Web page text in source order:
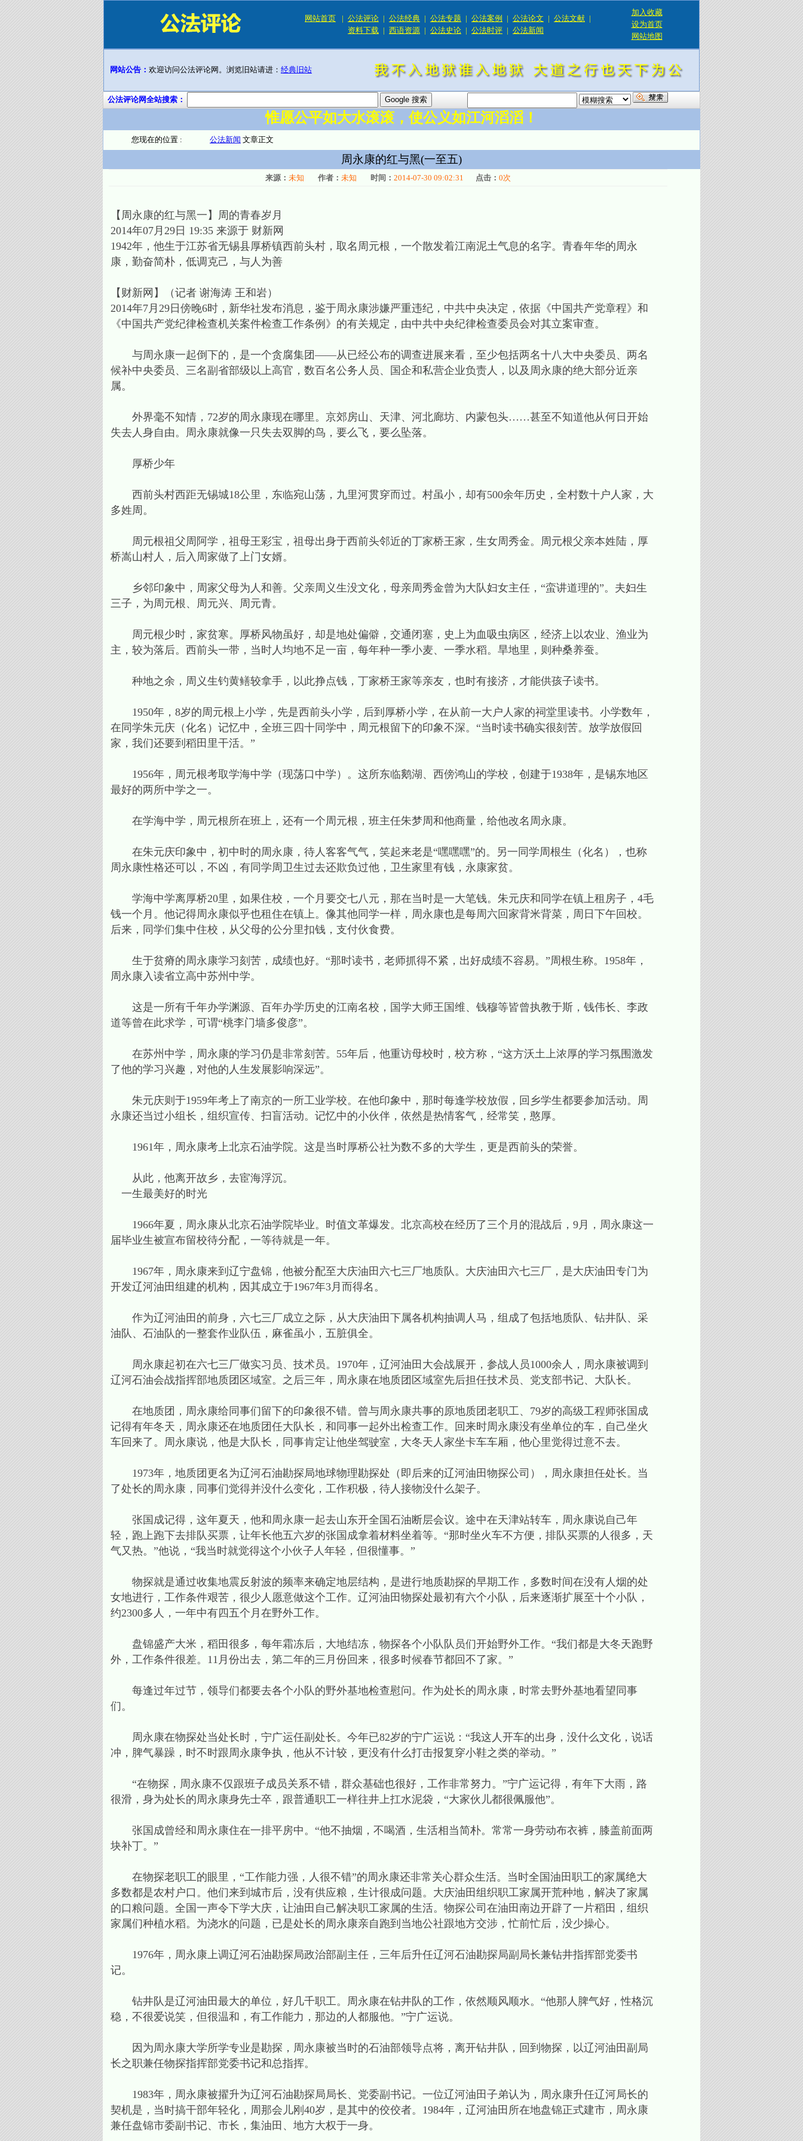
网站首页 | 公法评论 | 公法经典 | 公法专题 | 公法案例 | 公法论文 | 公法文献 |
资料下载 | 西语资源 | 公法史论 | 公法时评 | 公法新闻
加入收藏
设为首页
网站地图
网站公告： 欢迎访问公法评论网。浏览旧站请进： 经典旧站
公法评论网全站搜索：
惟愿公平如大水滚滚，使公义如江河滔滔！
您现在的位置 : 公法新闻 文章正文
周永康的红与黑(一至五)
来源： 未知 作者： 未知 时间： 2014-07-30 09:02:31 点击： 0次
【周永康的红与黑一】周的青春岁月
2014年07月29日 19:35 来源于 财新网
1942年，他生于江苏省无锡县厚桥镇西前头村，取名周元根，一个散发着江南泥土气息的名字。青春年华的周永
康，勤奋简朴，低调克己，与人为善
【财新网】（记者 谢海涛 王和岩）
2014年7月29日傍晚6时，新华社发布消息，鉴于周永康涉嫌严重违纪，中共中央决定，依据《中国共产党章程》和
《中国共产党纪律检查机关案件检查工作条例》的有关规定，由中共中央纪律检查委员会对其立案审查。
与周永康一起倒下的，是一个贪腐集团——从已经公布的调查进展来看，至少包括两名十八大中央委员、两名
候补中央委员、三名副省部级以上高官，数百名公务人员、国企和私营企业负责人，以及周永康的绝大部分近亲
属。
外界毫不知情，72岁的周永康现在哪里。京郊房山、天津、河北廊坊、内蒙包头……甚至不知道他从何日开始
失去人身自由。周永康就像一只失去双脚的鸟，要么飞，要么坠落。
厚桥少年
西前头村西距无锡城18公里，东临宛山荡，九里河贯穿而过。村虽小，却有500余年历史，全村数十户人家，大
多姓周。
周元根祖父周阿学，祖母王彩宝，祖母出身于西前头邻近的丁家桥王家，生女周秀金。周元根父亲本姓陆，厚
桥嵩山村人，后入周家做了上门女婿。
乡邻印象中，周家父母为人和善。父亲周义生没文化，母亲周秀金曾为大队妇女主任，“蛮讲道理的”。夫妇生
三子，为周元根、周元兴、周元青。
周元根少时，家贫寒。厚桥风物虽好，却是地处偏僻，交通闭塞，史上为血吸虫病区，经济上以农业、渔业为
主，较为落后。西前头一带，当时人均地不足一亩，每年种一季小麦、一季水稻。旱地里，则种桑养蚕。
种地之余，周义生钓黄鳝较拿手，以此挣点钱，丁家桥王家等亲友，也时有接济，才能供孩子读书。
1950年，8岁的周元根上小学，先是西前头小学，后到厚桥小学，在从前一大户人家的祠堂里读书。小学数年，
在同学朱元庆（化名）记忆中，全班三四十同学中，周元根留下的印象不深。“当时读书确实很刻苦。放学放假回
家，我们还要到稻田里干活。”
1956年，周元根考取学海中学（现荡口中学）。这所东临鹅湖、西傍鸿山的学校，创建于1938年，是锡东地区
最好的两所中学之一。
在学海中学，周元根所在班上，还有一个周元根，班主任朱梦周和他商量，给他改名周永康。
在朱元庆印象中，初中时的周永康，待人客客气气，笑起来老是“嘿嘿嘿”的。另一同学周根生（化名），也称
周永康性格还可以，不凶，有同学周卫生过去还欺负过他，卫生家里有钱，永康家贫。
学海中学离厚桥20里，如果住校，一个月要交七八元，那在当时是一大笔钱。朱元庆和同学在镇上租房子，4毛
钱一个月。他记得周永康似乎也租住在镇上。像其他同学一样，周永康也是每周六回家背米背菜，周日下午回校。
后来，同学们集中住校，从父母的公分里扣钱，支付伙食费。
生于贫瘠的周永康学习刻苦，成绩也好。“那时读书，老师抓得不紧，出好成绩不容易。”周根生称。1958年，
周永康入读省立高中苏州中学。
这是一所有千年办学渊源、百年办学历史的江南名校，国学大师王国维、钱穆等皆曾执教于斯，钱伟长、李政
道等曾在此求学，可谓“桃李门墙多俊彦”。
在苏州中学，周永康的学习仍是非常刻苦。55年后，他重访母校时，校方称，“这方沃土上浓厚的学习氛围激发
了他的学习兴趣，对他的人生发展影响深远”。
朱元庆则于1959年考上了南京的一所工业学校。在他印象中，那时每逢学校放假，回乡学生都要参加活动。周
永康还当过小组长，组织宣传、扫盲活动。记忆中的小伙伴，依然是热情客气，经常笑，憨厚。
1961年，周永康考上北京石油学院。这是当时厚桥公社为数不多的大学生，更是西前头的荣誉。
从此，他离开故乡，去宦海浮沉。
一生最美好的时光
1966年夏，周永康从北京石油学院毕业。时值文革爆发。北京高校在经历了三个月的混战后，9月，周永康这一
届毕业生被宣布留校待分配，一等待就是一年。
1967年，周永康来到辽宁盘锦，他被分配至大庆油田六七三厂地质队。大庆油田六七三厂，是大庆油田专门为
开发辽河油田组建的机构，因其成立于1967年3月而得名。
作为辽河油田的前身，六七三厂成立之际，从大庆油田下属各机构抽调人马，组成了包括地质队、钻井队、采
油队、石油队的一整套作业队伍，麻雀虽小，五脏俱全。
周永康起初在六七三厂做实习员、技术员。1970年，辽河油田大会战展开，参战人员1000余人，周永康被调到
辽河石油会战指挥部地质团区域室。之后三年，周永康在地质团区域室先后担任技术员、党支部书记、大队长。
在地质团，周永康给同事们留下的印象很不错。曾与周永康共事的原地质团老职工、79岁的高级工程师张国成
记得有年冬天，周永康还在地质团任大队长，和同事一起外出检查工作。回来时周永康没有坐单位的车，自己坐火
车回来了。周永康说，他是大队长，同事肯定让他坐驾驶室，大冬天人家坐卡车车厢，他心里觉得过意不去。
1973年，地质团更名为辽河石油勘探局地球物理勘探处（即后来的辽河油田物探公司），周永康担任处长。当
了处长的周永康，同事们觉得并没什么变化，工作积极，待人接物没什么架子。
张国成记得，这年夏天，他和周永康一起去山东开全国石油断层会议。途中在天津站转车，周永康说自己年
轻，跑上跑下去排队买票，让年长他五六岁的张国成拿着材料坐着等。“那时坐火车不方便，排队买票的人很多，天
气又热。”他说，“我当时就觉得这个小伙子人年轻，但很懂事。”
物探就是通过收集地震反射波的频率来确定地层结构，是进行地质勘探的早期工作，多数时间在没有人烟的处
女地进行，工作条件艰苦，很少人愿意做这个工作。辽河油田物探处最初有六个小队，后来逐渐扩展至十个小队，
约2300多人，一年中有四五个月在野外工作。
盘锦盛产大米，稻田很多，每年霜冻后，大地结冻，物探各个小队队员们开始野外工作。“我们都是大冬天跑野
外，工作条件很差。11月份出去，第二年的三月份回来，很多时候春节都回不了家。”
每逢过年过节，领导们都要去各个小队的野外基地检查慰问。作为处长的周永康，时常去野外基地看望同事
们。
周永康在物探处当处长时，宁广运任副处长。今年已82岁的宁广运说：“我这人开车的出身，没什么文化，说话
冲，脾气暴躁，时不时跟周永康争执，他从不计较，更没有什么打击报复穿小鞋之类的举动。”
“在物探，周永康不仅跟班子成员关系不错，群众基础也很好，工作非常努力。”宁广运记得，有年下大雨，路
很滑，身为处长的周永康身先士卒，跟普通职工一样往井上扛水泥袋，“大家伙儿都很佩服他”。
张国成曾经和周永康住在一排平房中。“他不抽烟，不喝酒，生活相当简朴。常常一身劳动布衣裤，膝盖前面两
块补丁。”
在物探老职工的眼里，“工作能力强，人很不错”的周永康还非常关心群众生活。当时全国油田职工的家属绝大
多数都是农村户口。他们来到城市后，没有供应粮，生计很成问题。大庆油田组织职工家属开荒种地，解决了家属
的口粮问题。全国一声令下学大庆，让油田自己解决职工家属的生活。物探公司在油田南边开辟了一片稻田，组织
家属们种植水稻。为浇水的问题，已是处长的周永康亲自跑到当地公社跟地方交涉，忙前忙后，没少操心。
1976年，周永康上调辽河石油勘探局政治部副主任，三年后升任辽河石油勘探局副局长兼钻井指挥部党委书
记。
钻井队是辽河油田最大的单位，好几千职工。周永康在钻井队的工作，依然顺风顺水。“他那人脾气好，性格沉
稳，不很爱说笑，但很温和，有工作能力，那边的人都服他。”宁广运说。
因为周永康大学所学专业是勘探，周永康被当时的石油部领导点将，离开钻井队，回到物探，以辽河油田副局
长之职兼任物探指挥部党委书记和总指挥。
1983年，周永康被擢升为辽河石油勘探局局长、党委副书记。一位辽河油田子弟认为，周永康升任辽河局长的
契机是，当时搞干部年轻化，周那会儿刚40岁，是其中的佼佼者。1984年，辽河油田所在地盘锦正式建市，周永康
兼任盘锦市委副书记、市长，集油田、地方大权于一身。